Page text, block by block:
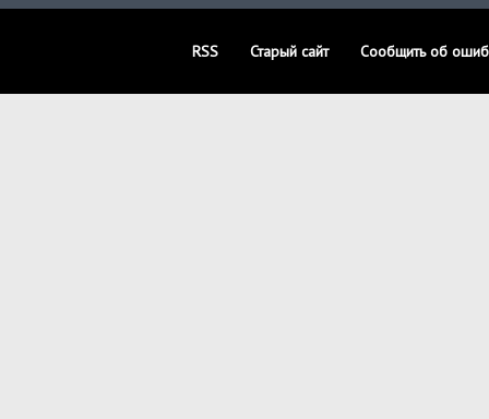
RSS Старый сайт Сообщить об